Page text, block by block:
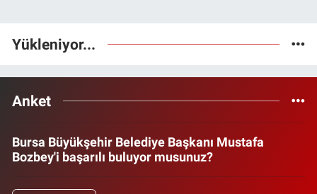
Yükleniyor...
Anket
Bursa Büyükşehir Belediye Başkanı Mustafa
Bozbey'i başarılı buluyor musunuz?